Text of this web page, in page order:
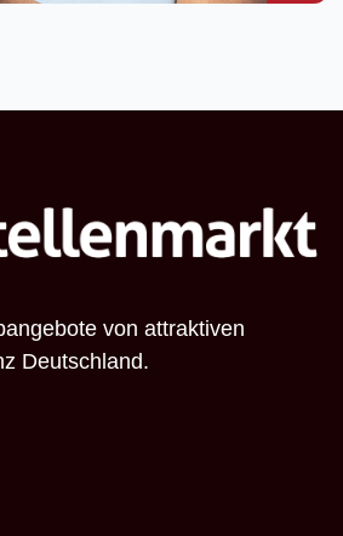
von attraktiven
Deutschland.